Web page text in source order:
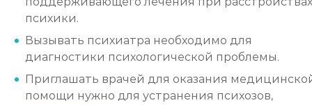
психики.
Вызывать психиатра необходимо для
диагностики психологической проблемы.
Приглашать врачей для оказания
помощи нужно для устранения психозов,